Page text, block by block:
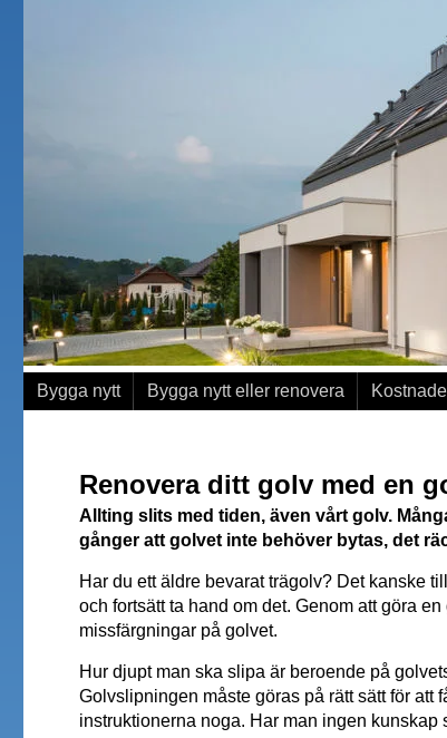
Bygga nytt Bygga nytt eller renovera
Renovera ditt golv med en
Allting slits med tiden, även vårt golv.
gånger att golvet inte behöver bytas, det
Har du ett äldre bevarat trägolv? Det kanske
och fortsätt ta hand om det. Genom att göra
missfärgningar på golvet.
Hur djupt man ska slipa är beroende på
Golvslipningen måste göras på rätt sätt för att
instruktionerna noga. Har man ingen